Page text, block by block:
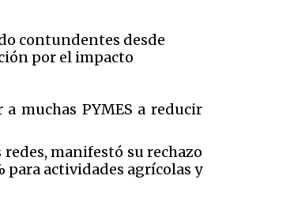
contundentes desde
por el impacto
muchas PYMES a reducir
manifestó su rechazo
actividades agrícolas y